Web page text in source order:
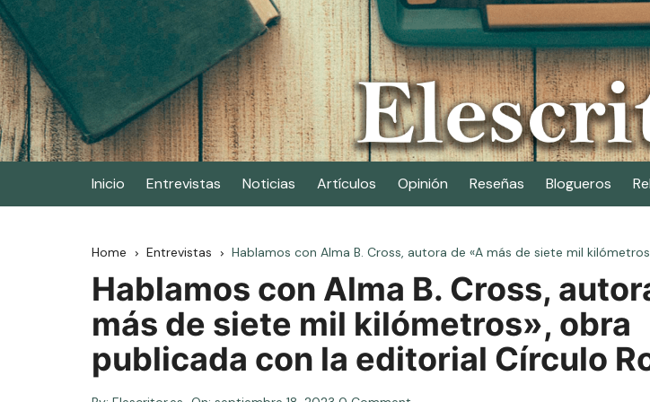
Skip
to
content
Elescritor.es
El periódico digital de los escritores
Inicio Entrevistas Noticias Artículos Opinión Reseñas Blogueros
Home Entrevistas Hablamos con Alma B. Cross, autora de «A más de siete mil
Hablamos con Alma B. Cross,
más de siete mil kilómetros», obra
publicada con la editorial Círculo